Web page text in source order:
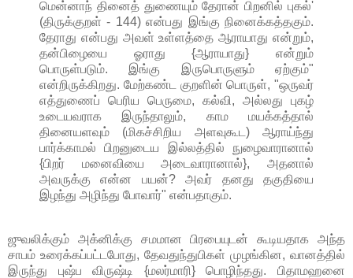
மென்னாந் தினைத் துணையும் தேரான் பிறனில் புகல்'
(திருக்குறள் - 144) என்பது இங்கு நினைக்கத்தகும்.
தேராது என்பது அவள் உள்ளத்தை ஆராயாது என்றும்,
தன்பிழையை ஓராது {ஆராயாது} என்றும்
பொருள்படும். இங்கு இருபொருளும் ஏற்கும்"
என்றிருக்கிறது. மேற்கண்ட குறளின் பொருள், "ஒருவர்
எத்துணைப் பெரிய பெருமை, கல்வி, அல்லது புகழ்
உடையவராக இருந்தாலும், காம மயக்கத்தால்
தினையளவும் (மிகச்சிறிய அளவுகூட) ஆராய்ந்து
பார்க்காமல் பிறனுடைய இல்லத்தில் நுழைவாரானால்
{பிறர் மனைவியை அடைவாரானால்}, அதனால்
அவருக்கு என்ன பயன்? அவர் தனது தகுதியை
இழந்து அழிந்து போவார்" என்பதாகும்.
ஜுவலிக்கும் அக்னிக்கு சமமான பிரபையுடன் கூடியதாக அந்த
சாபம் உரைக்கப்பட்டபோது, தேவதுந்துபிகள் முழங்கின, வானத்தில்
இருந்து புஷ்ப விருஷ்டி {மலர்மாரி} பொழிந்தது. பிதாமஹனை